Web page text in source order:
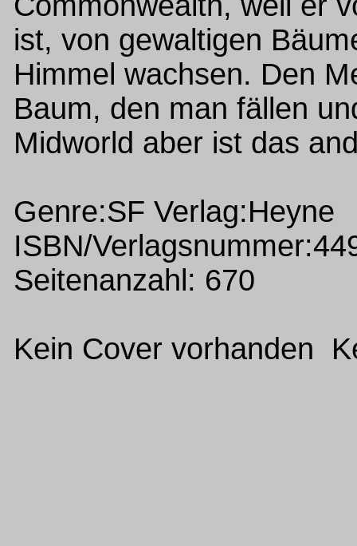
ist, von gewaltigen
Himmel wachsen. Den
Baum, den man fällen
Midworld aber ist das
Genre:SF Verlag:Heyne
ISBN/
Seitenanzahl: 670
Kein Cover vorhanden